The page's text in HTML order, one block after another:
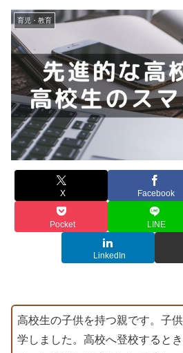
育児・教育
X Facebook
Pocket LINE
LinkedIn
高校生の子供を持つ親です。子
学しました。高校へ登校すると